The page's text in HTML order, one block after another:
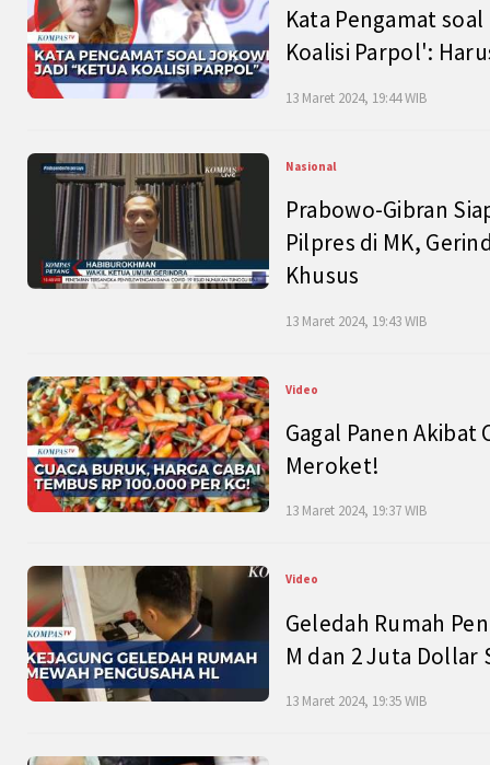
Kata Pengamat
Koalisi Parpol':
13 Maret 2024, 19:44 WIB
Nasional
Prabowo-Gibran
Pilpres di MK,
Khusus
13 Maret 2024, 19:43 WIB
Video
Gagal Panen Akibat
Meroket!
13 Maret 2024, 19:37 WIB
Video
Geledah Rumah
M dan 2 Juta Dollar
13 Maret 2024, 19:35 WIB